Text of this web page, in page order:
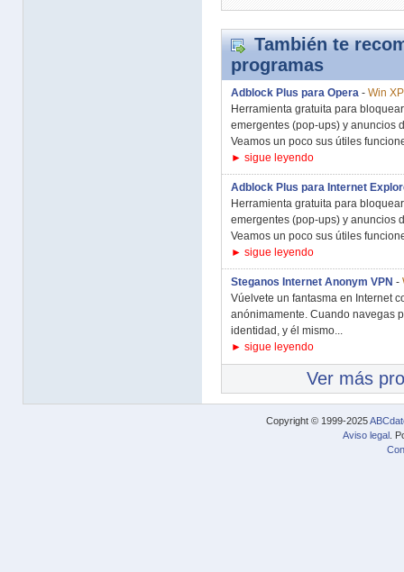
También te
programas
Adblock Plus para Opera - Win
Herramienta gratuita para
emergentes (pop-ups) y anuncios
Veamos un poco sus útiles
► sigue leyendo
Adblock Plus para Internet
Herramienta gratuita para
emergentes (pop-ups) y anuncios
Veamos un poco sus útiles
► sigue leyendo
Steganos Internet Anonym VPN -
Vúelvete un fantasma en Internet
anónimamente. Cuando navegas
identidad, y él mismo...
► sigue leyendo
Ver más
Copyright © 1999-2025
Aviso legal .